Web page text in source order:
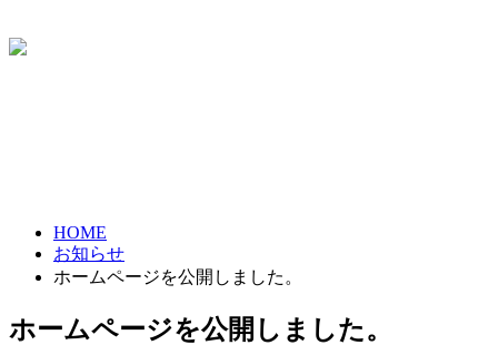
HOME
お知らせ
ホームページを公開しました。
ホームページを公開しました。